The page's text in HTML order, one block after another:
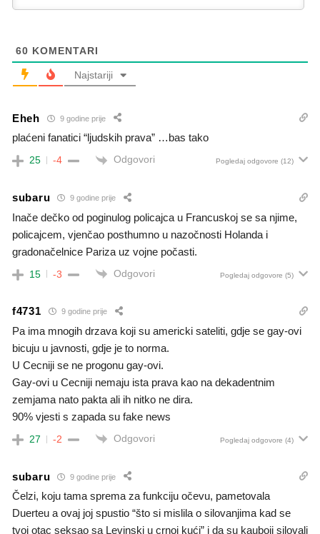
60 KOMENTARI
Najstariji
Eheh 9 godine prije
plaćeni fanatici “ljudskih prava” …bas tako
25 -4 Odgovori Pogledaj odgovore (12)
subaru 9 godine prije
Inače dečko od poginulog policajca u Francuskoj se sa njime,
policajcem, vjenčao posthumno u nazočnosti Holanda i
gradonačelnice Pariza uz vojne počasti.
15 -3 Odgovori Pogledaj odgovore (5)
f4731 9 godine prije
Pa ima mnogih drzava koji su americki sateliti, gdje se gay-ovi
bicuju u javnosti, gdje je to norma.
U Cecniji se ne progonu gay-ovi.
Gay-ovi u Cecniji nemaju ista prava kao na dekadentnim
zemjama nato pakta ali ih nitko ne dira.
90% vjesti s zapada su fake news
27 -2 Odgovori Pogledaj odgovore (4)
subaru 9 godine prije
Čelzi, koju tama sprema za funkciju očevu, pametovala
Duerteu a ovaj joj spustio “što si mislila o silovanjima kad se
tvoj otac seksao sa Levinski u crnoj kući” i da su kauboji silovali